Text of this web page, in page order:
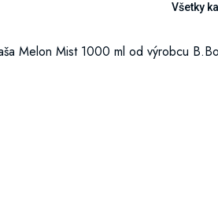
Všetky
Melon Mist 1000 ml od výrobcu